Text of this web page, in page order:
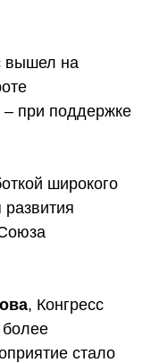
вышел на
при поддержке
широкого
, Конгресс
стало